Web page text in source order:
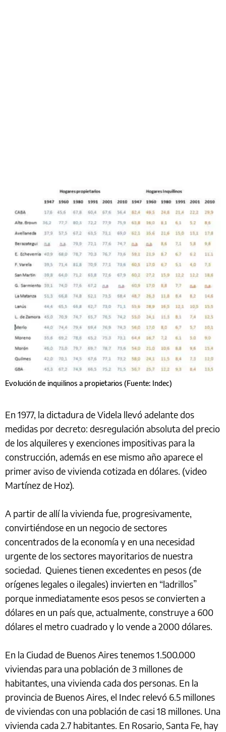
Evolución de inquilinos a propietarios (Fuente: Indec)
En 1977, la dictadura de Videla llevó adelante dos
medidas por decreto: desregulación absoluta del precio
de los alquileres y exenciones impositivas para la
construcción, además en ese mismo año aparece el
primer aviso de vivienda cotizada en dólares. (video
Martínez de Hoz).
A partir de allí la vivienda fue, progresivamente,
convirtiéndose en un negocio de sectores
concentrados de la economía y en una necesidad
urgente de los sectores mayoritarios de nuestra
sociedad. Quienes tienen excedentes en pesos (de
orígenes legales o ilegales) invierten en “ladrillos”
porque inmediatamente esos pesos se convierten a
dólares en un país que, actualmente, construye a 600
dólares el metro cuadrado y lo vende a 2000 dólares.
En la Ciudad de Buenos Aires tenemos 1.500.000
viviendas para una población de 3 millones de
habitantes, una vivienda cada dos personas. En la
provincia de Buenos Aires, el Indec relevó 6.5 millones
de viviendas con una población de casi 18 millones. Una
vivienda cada 2.7 habitantes. En Rosario, Santa Fe, hay